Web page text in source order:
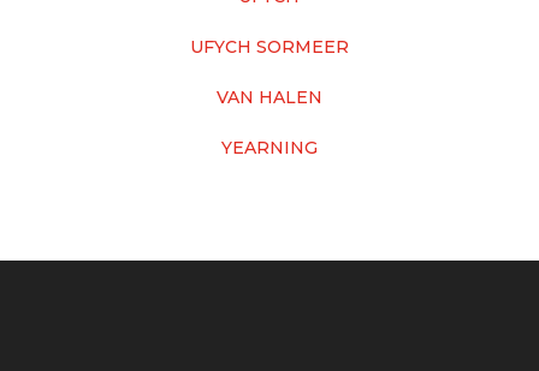
UFYCH SORMEER
VAN HALEN
YEARNING